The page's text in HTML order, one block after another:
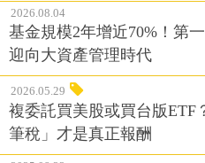
2026.08.04
基金規模2年增近70%！第
迎向大資產管理時代
2026.05.29
複委託買美股或買台版ETF
筆稅」才是真正報酬